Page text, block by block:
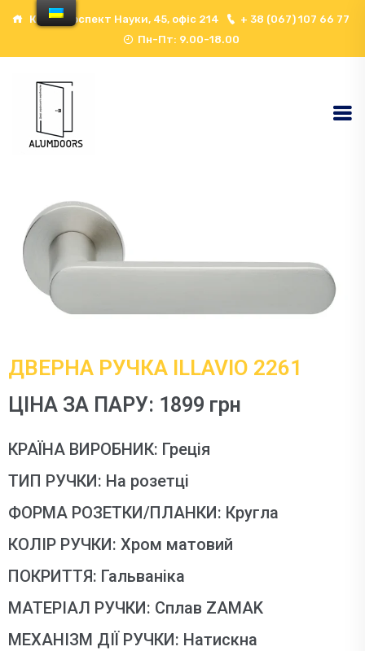
Київ, проспект Науки, 45, офіс 214
+ 38 (067) 107 66 77
Пн-Пт: 9.00-18.00
ДВЕРНА РУЧКА ILLAVIO 2261
ЦІНА ЗА ПАРУ: 1899 грн
КРАЇНА ВИРОБНИК: Греція
ТИП РУЧКИ: На розетці
ФОРМА РОЗЕТКИ/ПЛАНКИ: Кругла
КОЛІР РУЧКИ: Хром матовий
ПОКРИТТЯ: Гальваніка
МАТЕРІАЛ РУЧКИ: Сплав ZAMAK
МЕХАНІЗМ ДІЇ РУЧКИ: Натискна